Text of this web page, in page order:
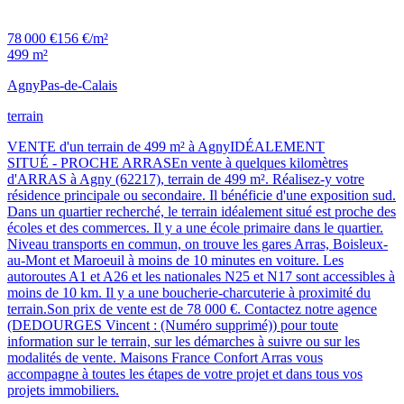
78 000 €156 €/m²
499 m²
AgnyPas-de-Calais
terrain
VENTE d'un terrain de 499 m² à AgnyIDÉALEMENT
SITUÉ - PROCHE ARRASEn vente à quelques kilomètres
d'ARRAS à Agny (62217), terrain de 499 m². Réalisez-y votre
résidence principale ou secondaire. Il bénéficie d'une exposition sud.
Dans un quartier recherché, le terrain idéalement situé est proche des
écoles et des commerces. Il y a une école primaire dans le quartier.
Niveau transports en commun, on trouve les gares Arras, Boisleux-
au-Mont et Maroeuil à moins de 10 minutes en voiture. Les
autoroutes A1 et A26 et les nationales N25 et N17 sont accessibles à
moins de 10 km. Il y a une boucherie-charcuterie à proximité du
terrain.Son prix de vente est de 78 000 €. Contactez notre agence
(DEDOURGES Vincent : (Numéro supprimé)) pour toute
information sur le terrain, sur les démarches à suivre ou sur les
modalités de vente. Maisons France Confort Arras vous
accompagne à toutes les étapes de votre projet et dans tous vos
projets immobiliers.